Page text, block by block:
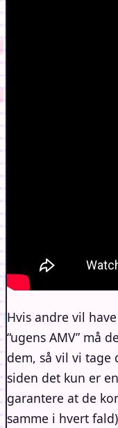
Hvis andre vil
“ugens AMV” må
dem, så vil vi tage
siden det kun er
garantere at de
samme i hvert